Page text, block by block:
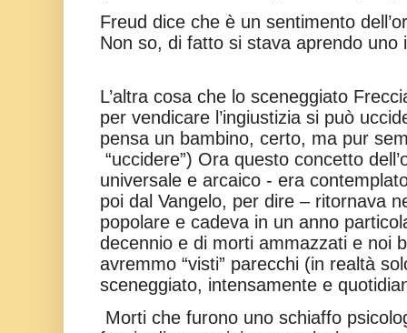
Freud dice che è un sentimento
Non so, di fatto si stava aprendo uno
L’altra cosa che lo sceneggiato
per vendicare l’ingiustizia si può
pensa un bambino, certo, ma pur
“uccidere”) Ora questo concetto
universale e arcaico - era
poi dal Vangelo, per dire – ritornava
popolare e cadeva in un anno
decennio e di morti ammazzati e noi
avremmo “visti” parecchi (in realtà
sceneggiato, intensamente e
Morti che furono uno schiaffo